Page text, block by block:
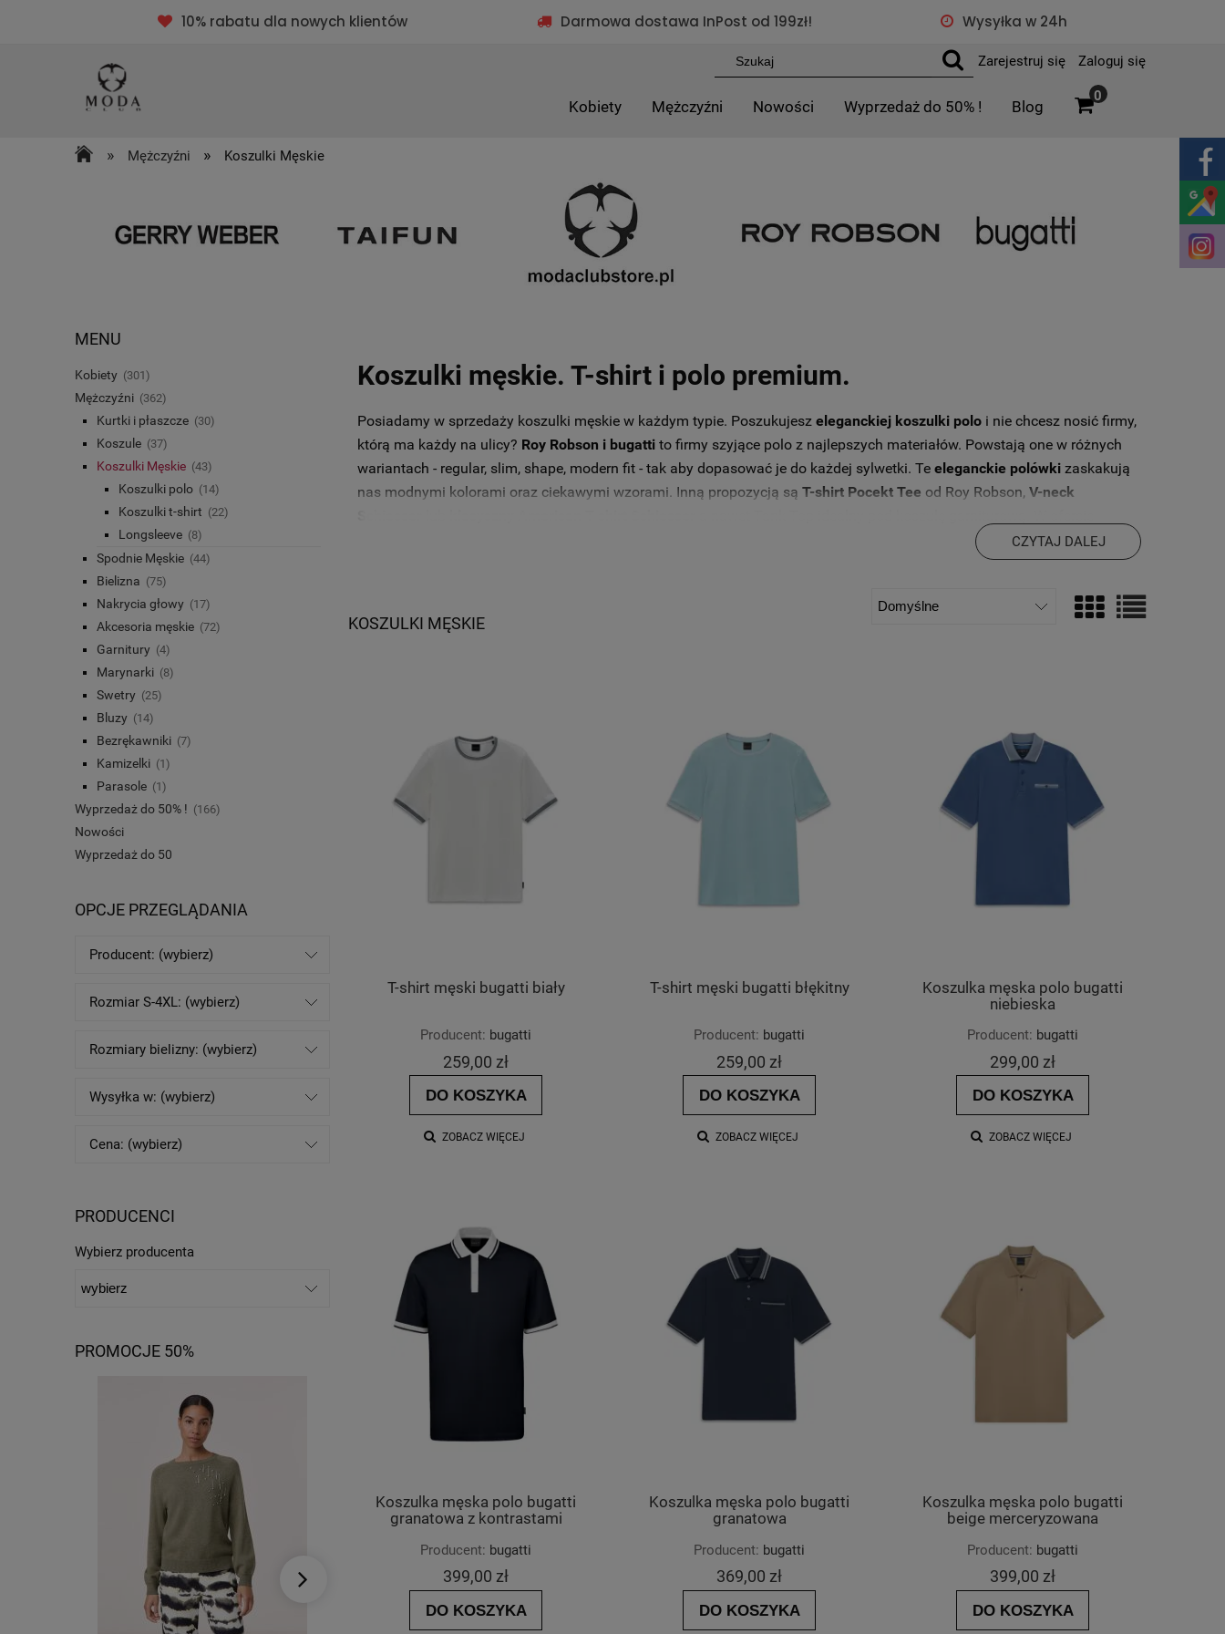
10% rabatu dla nowych klientów Darmowa dostawa InPost od 199zł! Wysyłka w 24h
Zarejestruj się Zaloguj się
Kobiety Mężczyźni Nowości Wyprzedaż do 50% ! Blog
0
» Mężczyźni » Koszulki Męskie
MENU
Kobiety (301)
Mężczyźni (362)
Kurtki i płaszcze (30)
Koszule (37)
Koszulki Męskie (43)
Koszulki polo (14)
Koszulki t-shirt (22)
Longsleeve (8)
Spodnie Męskie (44)
Bielizna (75)
Nakrycia głowy (17)
Akcesoria męskie (72)
Garnitury (4)
Marynarki (8)
Swetry (25)
Bluzy (14)
Bezrękawniki (7)
Kamizelki (1)
Parasole (1)
Wyprzedaż do 50% ! (166)
Nowości
Wyprzedaż do 50
OPCJE PRZEGLĄDANIA
Producent: (wybierz)
Rozmiar S-4XL: (wybierz)
Rozmiary bielizny: (wybierz)
Wysyłka w: (wybierz)
Cena: (wybierz)
PRODUCENCI
Wybierz producenta
PROMOCJE 50%
Koszulki męskie. T-shirt i polo premium.
Posiadamy w sprzedaży koszulki męskie w każdym typie. Poszukujesz eleganckiej koszulki polo i nie chcesz nosić firmy,
którą ma każdy na ulicy? Roy Robson i bugatti to firmy szyjące polo z najlepszych materiałów. Powstają one w różnych
wariantach - regular, slim, shape, modern fit - tak aby dopasować je do każdej sylwetki. Te eleganckie polówki zaskakują
nas modnymi kolorami oraz ciekawymi wzorami. Inną propozycją są T-shirt Pocekt Tee od Roy Robson, V-neck
- koszulka z krótkim rękawkiem, tank-top czy bokserki. Firma
CZYTAJ DALEJ
KOSZULKI MĘSKIE
T-shirt męski bugatti biały
Producent: bugatti
259,00 zł
DO KOSZYKA
ZOBACZ WIĘCEJ
T-shirt męski bugatti błękitny
Producent: bugatti
259,00 zł
DO KOSZYKA
ZOBACZ WIĘCEJ
Koszulka męska polo bugatti
niebieska
Producent: bugatti
299,00 zł
DO KOSZYKA
ZOBACZ WIĘCEJ
Koszulka męska polo bugatti
granatowa z kontrastami
Producent: bugatti
399,00 zł
DO KOSZYKA
Koszulka męska polo bugatti
granatowa
Producent: bugatti
369,00 zł
DO KOSZYKA
Koszulka męska polo bugatti
beige merceryzowana
Producent: bugatti
399,00 zł
DO KOSZYKA